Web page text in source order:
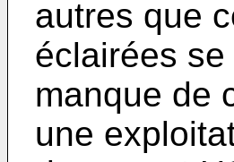
autres que
éclairées
manque de
une